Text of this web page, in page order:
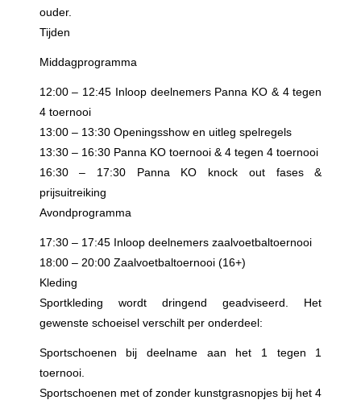
ouder.
Tijden
Middagprogramma
12:00 – 12:45 Inloop deelnemers Panna KO & 4 tegen
4 toernooi
13:00 – 13:30 Openingsshow en uitleg spelregels
13:30 – 16:30 Panna KO toernooi & 4 tegen 4 toernooi
16:30 – 17:30 Panna KO knock out fases &
prijsuitreiking
Avondprogramma
17:30 – 17:45 Inloop deelnemers zaalvoetbaltoernooi
18:00 – 20:00 Zaalvoetbaltoernooi (16+)
Kleding
Sportkleding wordt dringend geadviseerd. Het
gewenste schoeisel verschilt per onderdeel:
Sportschoenen bij deelname aan het 1 tegen 1
toernooi.
Sportschoenen met of zonder kunstgrasnopjes bij het 4